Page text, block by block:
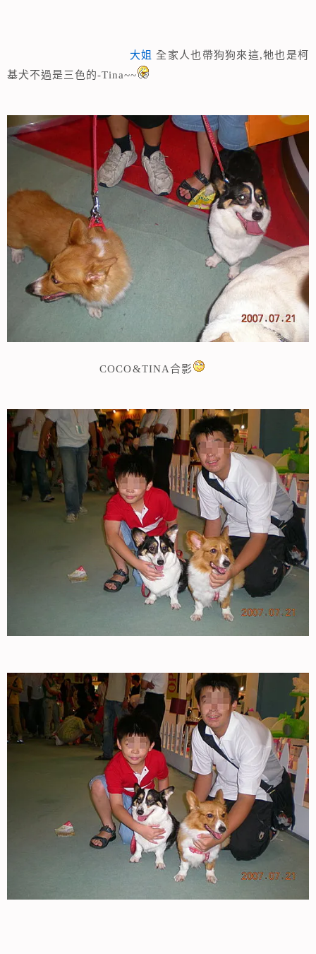
大姐 全家人也帶狗狗來這,牠也是柯
基犬不過是三色的-Tina~~
COCO&TINA合影